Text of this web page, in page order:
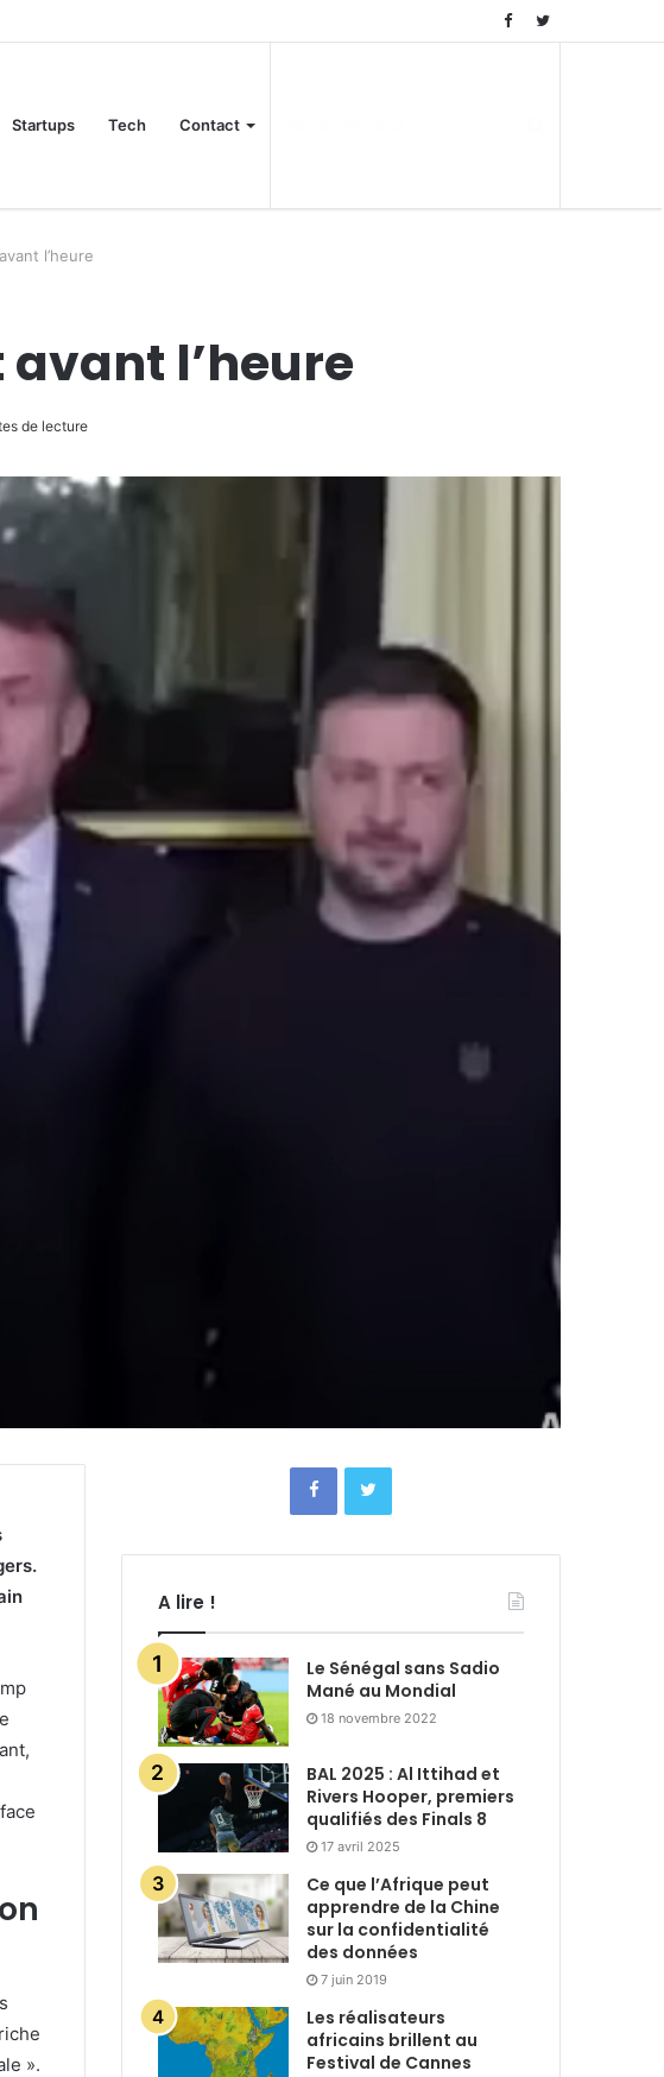
Startups Tech Contact
l’heure
l’heure
de lecture
».
A lire !
Le Sénégal sans Sadio
Mané au Mondial
18 novembre 2022
BAL 2025 : Al Ittihad et
Rivers Hooper, premiers
qualifiés des Finals 8
17 avril 2025
Ce que l’Afrique peut
apprendre de la Chine
sur la confidentialité
des données
7 juin 2019
Les réalisateurs
africains brillent au
Festival de Cannes